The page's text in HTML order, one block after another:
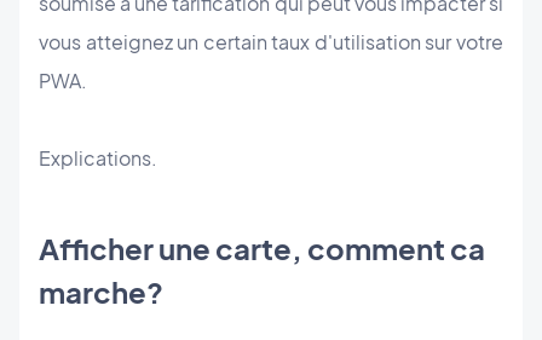
vous atteignez un certain taux d'utilisation sur votre
PWA.
Explications.
Afficher une carte, comment ca
marche?